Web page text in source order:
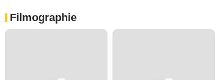
Filmographie